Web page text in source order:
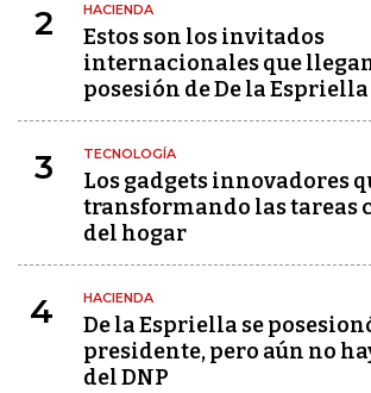
2 HACIENDA
Estos son los invitados
internacionales que
posesión de De la Espriella
3 TECNOLOGÍA
Los gadgets innovadores
transformando las tareas
del hogar
4 HACIENDA
De la Espriella se
presidente, pero aún no
del DNP